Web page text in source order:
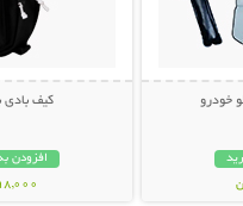
خودرو کیف
افزودن
498,000